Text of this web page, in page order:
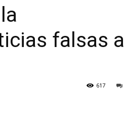
falsas a
617